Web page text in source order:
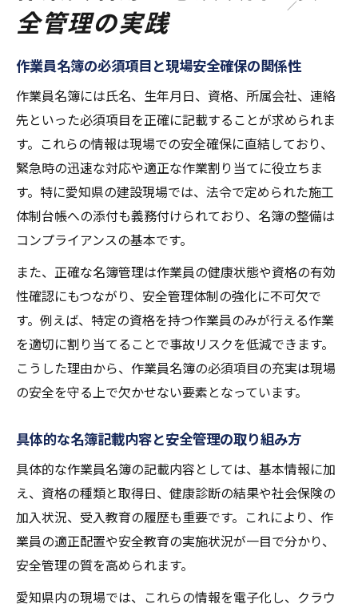
全管理の実践
作業員名簿の必須項目と現場安全確保の関係性
作業員名簿には氏名、生年月日、資格、所属会社、連絡
先といった必須項目を正確に記載することが求められま
す。これらの情報は現場での安全確保に直結しており、
緊急時の迅速な対応や適正な作業割り当てに役立ちま
す。特に愛知県の建設現場では、法令で定められた施工
体制台帳への添付も義務付けられており、名簿の整備は
コンプライアンスの基本です。
また、正確な名簿管理は作業員の健康状態や資格の有効
性確認にもつながり、安全管理体制の強化に不可欠で
す。例えば、特定の資格を持つ作業員のみが行える作業
を適切に割り当てることで事故リスクを低減できます。
こうした理由から、作業員名簿の必須項目の充実は現場
の安全を守る上で欠かせない要素となっています。
具体的な名簿記載内容と安全管理の取り組み方
具体的な作業員名簿の記載内容としては、基本情報に加
え、資格の種類と取得日、健康診断の結果や社会保険の
加入状況、受入教育の履歴も重要です。これにより、作
業員の適正配置や安全教育の実施状況が一目で分かり、
安全管理の質を高められます。
愛知県内の現場では、これらの情報を電子化し、クラウ